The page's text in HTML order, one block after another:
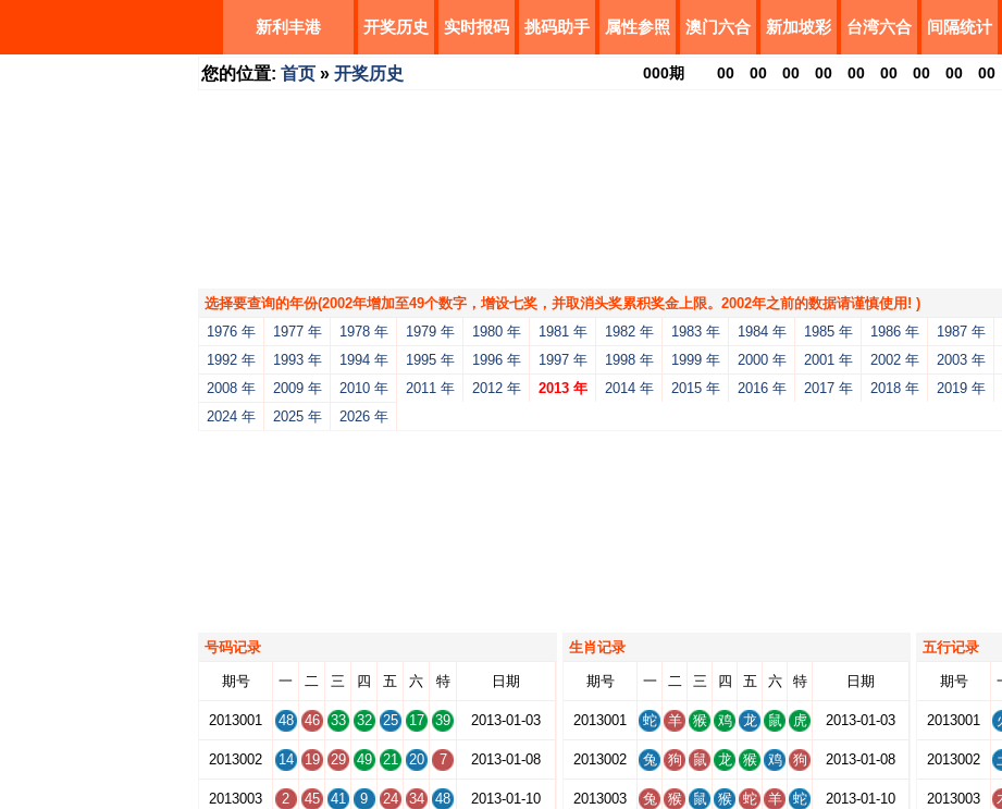
新利丰港 开奖历史 实时报码 挑码助手 属性参照 澳门六合 新加坡彩 台湾六合 间隔统计
您的位置: 首页 » 开奖历史 000期 00 00 00 00 00 00 00 00 00
选择要查询的年份(2002年增加至49个数字，增设七奖，并取消头奖累积奖金上限。2002年之前的数据请谨慎使用! )
1976 年
1977 年 1978 年 1979 年 1980 年 1981 年 1982 年 1983 年 1984 年 1985 年 1986 年 1987 年
1992 年
1993 年 1994 年 1995 年 1996 年 1997 年 1998 年 1999 年 2000 年 2001 年 2002 年 2003 年
2008 年
2009 年 2010 年 2011 年 2012 年 2013 年 2014 年 2015 年 2016 年 2017 年 2018 年 2019 年
2024 年
2025 年 2026 年
号码记录
期号 一 二 三 四 五 六 特 日期
2013001 48 46 33 32 25 17 39 2013-01-03
2013002 14 19 29 49 21 20 7 2013-01-08
2013003 2 45 41 9 24 34 48 2013-01-10
生肖记录
期号 一 二 三 四 五 六 特 日期
2013001 蛇 羊 猴 鸡 龙 鼠 虎 2013-01-03
2013002 兔 狗 鼠 龙 猴 鸡 狗 2013-01-08
2013003 兔 猴 鼠 猴 蛇 羊 蛇 2013-01-10
五行记录
期号
2013001
2013002
2013003